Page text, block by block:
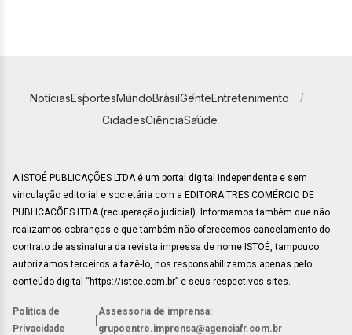
NotíciasEsportesMundoBrasilGenteEntretenimento
CidadesCiênciaSaúde
A ISTOÉ PUBLICAÇÕES LTDA é um portal digital independente e sem
vinculação editorial e societária com a EDITORA TRES COMÉRCIO DE
PUBLICACÕES LTDA (recuperação judicial). Informamos também que não
realizamos cobranças e que também não oferecemos cancelamento do
contrato de assinatura da revista impressa de nome ISTOÉ, tampouco
autorizamos terceiros a fazê-lo, nos responsabilizamos apenas pelo
conteúdo digital “https://istoe.com.br” e seus respectivos sites.
Política de
Privacidade
Assessoria de imprensa:
grupoentre.imprensa@agenciafr.com.br